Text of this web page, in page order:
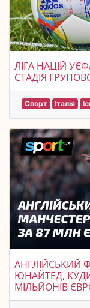
ЛІГА НАЦІЙ
СТАДІЯ
Спорт Італія
АНГЛІЙСЬКИЙ
ЮНАЙТЕД,
МІЛЬЙОНІВ